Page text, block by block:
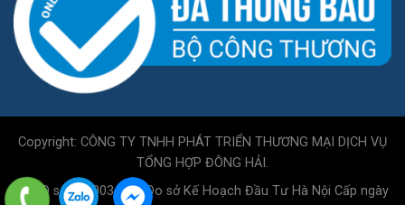
Copyright: CÔNG TY TNHH PHÁT TRIỂN THƯƠNG MẠI DỊCH VỤ
TỔNG HỢP ĐÔNG HẢI.
GPKD số 0110034717 Do sở Kế Hoạch Đầu Tư Hà Nội Cấp ngày